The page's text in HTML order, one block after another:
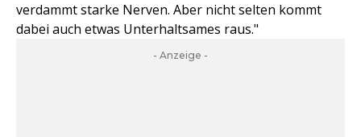
verdammt starke Nerven. Aber nicht selten kommt
dabei auch etwas Unterhaltsames raus."
- Anzeige -